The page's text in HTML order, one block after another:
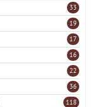
33
19
17
16
22
36
118